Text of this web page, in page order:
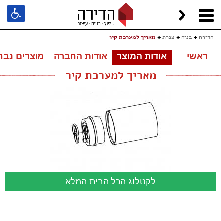
הדירה בניה צנרת מאריך למערכת קיר
ראשי אודות המוצר אודות החברה מוצרים
מאריך למערכת קיר
לקטלוג הכל הבית המלא